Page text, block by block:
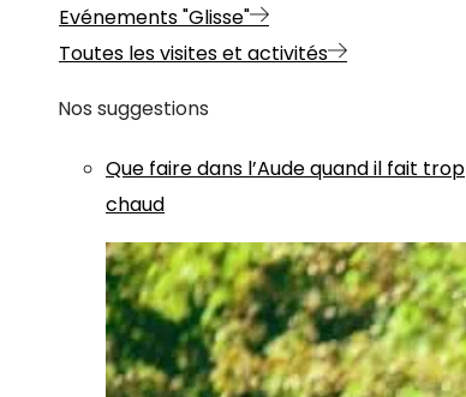
Evénements "Glisse"
Toutes les visites et activités
Nos suggestions
Que faire dans l’Aude quand il fait trop
chaud